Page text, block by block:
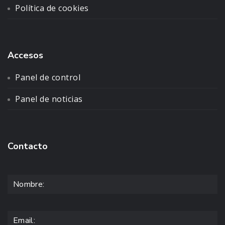
Política de cookies
Accesos
Panel de control
Panel de noticias
Contacto